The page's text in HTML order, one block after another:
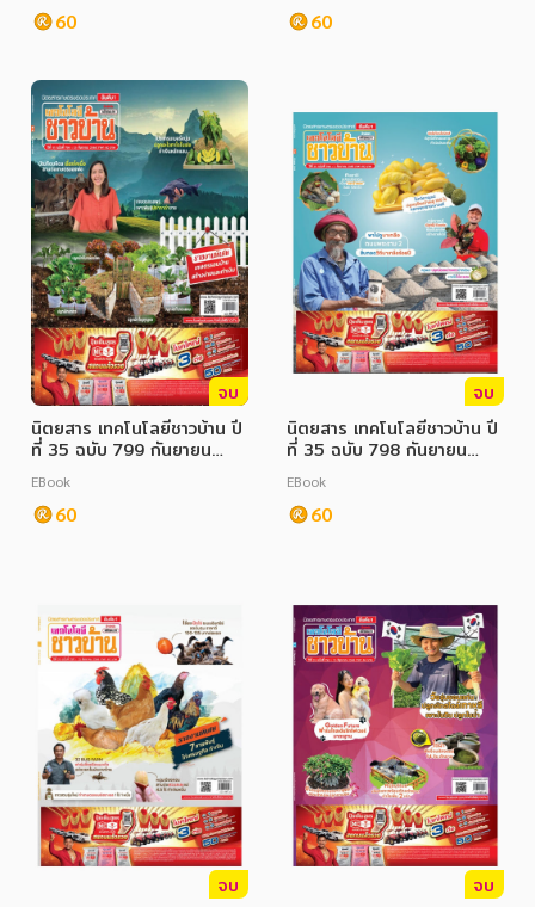
60 60
จบ
นิตยสาร เทคโนโลยีชาวบ้าน ปี
ที่ 35 ฉบับ 799 กันยายน
2566
EBook
60
จบ
นิตยสาร เทคโนโลยีชาวบ้าน ปี
ที่ 35 ฉบับ 798 กันยายน
2566
EBook
60
จบ
จบ